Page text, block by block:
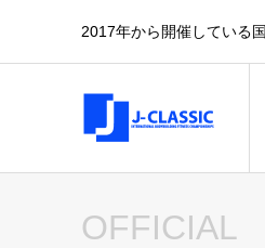
2017年から開催している
OFFICIAL